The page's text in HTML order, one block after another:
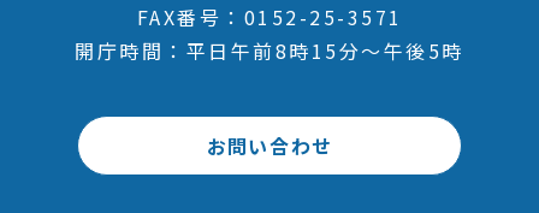
FAX番号
0152-25-3571
開庁時間
平日午前8時15分～午後5時
お問い合わせ